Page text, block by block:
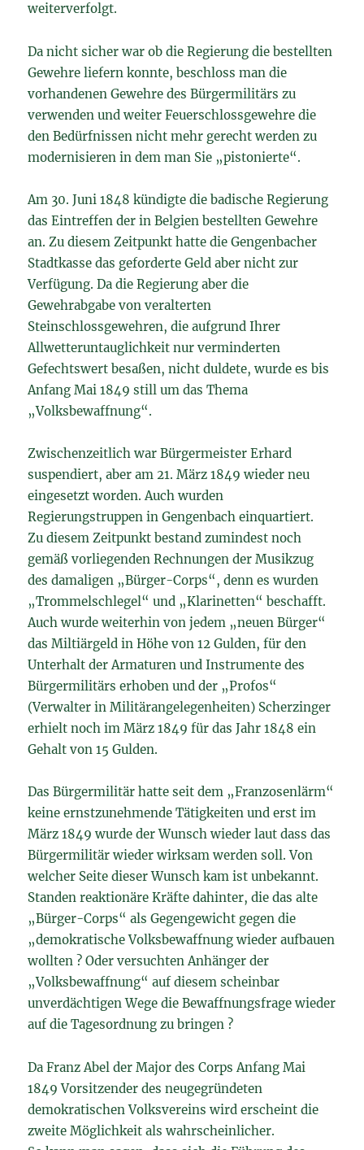
weiterverfolgt.
Da nicht sicher war ob die Regierung die bestellten
Gewehre liefern konnte, beschloss man die
vorhandenen Gewehre des Bürgermilitärs zu
verwenden und weiter Feuerschlossgewehre die
den Bedürfnissen nicht mehr gerecht werden zu
modernisieren in dem man Sie „pistonierte“.
Am 30. Juni 1848 kündigte die badische Regierung
das Eintreffen der in Belgien bestellten Gewehre
an. Zu diesem Zeitpunkt hatte die Gengenbacher
Stadtkasse das geforderte Geld aber nicht zur
Verfügung. Da die Regierung aber die
Gewehrabgabe von veralterten
Steinschlossgewehren, die aufgrund Ihrer
Allwetteruntauglichkeit nur verminderten
Gefechtswert besaßen, nicht duldete, wurde es bis
Anfang Mai 1849 still um das Thema
„Volksbewaffnung“.
Zwischenzeitlich war Bürgermeister Erhard
suspendiert, aber am 21. März 1849 wieder neu
eingesetzt worden. Auch wurden
Regierungstruppen in Gengenbach einquartiert.
Zu diesem Zeitpunkt bestand zumindest noch
gemäß vorliegenden Rechnungen der Musikzug
des damaligen „Bürger-Corps“, denn es wurden
„Trommelschlegel“ und „Klarinetten“ beschafft.
Auch wurde weiterhin von jedem „neuen Bürger“
das Miltiärgeld in Höhe von 12 Gulden, für den
Unterhalt der Armaturen und Instrumente des
Bürgermilitärs erhoben und der „Profos“
(Verwalter in Militärangelegenheiten) Scherzinger
erhielt noch im März 1849 für das Jahr 1848 ein
Gehalt von 15 Gulden.
Das Bürgermilitär hatte seit dem „Franzosenlärm“
keine ernstzunehmende Tätigkeiten und erst im
März 1849 wurde der Wunsch wieder laut dass das
Bürgermilitär wieder wirksam werden soll. Von
welcher Seite dieser Wunsch kam ist unbekannt.
Standen reaktionäre Kräfte dahinter, die das alte
„Bürger-Corps“ als Gegengewicht gegen die
„demokratische Volksbewaffnung wieder aufbauen
wollten ? Oder versuchten Anhänger der
„Volksbewaffnung“ auf diesem scheinbar
unverdächtigen Wege die Bewaffnungsfrage wieder
auf die Tagesordnung zu bringen ?
Da Franz Abel der Major des Corps Anfang Mai
1849 Vorsitzender des neugegründeten
demokratischen Volksvereins wird erscheint die
zweite Möglichkeit als wahrscheinlicher.